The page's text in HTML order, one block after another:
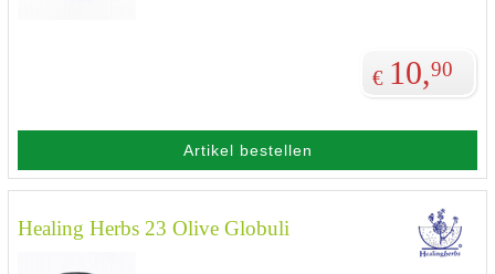
€ 10,90
Artikel bestellen
Healing Herbs 23 Olive Globuli